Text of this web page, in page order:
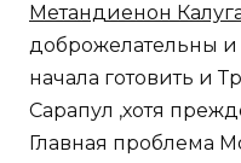
Метандиенон
доброжелательны
начала готовить и
Сарапул ,хотя
Главная проблема